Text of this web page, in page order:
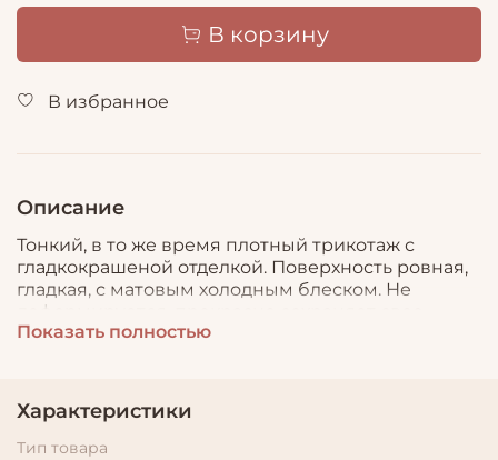
В корзину
В избранное
Описание
Тонкий, в то же время плотный трикотаж с
гладкокрашеной отделкой. Поверхность ровная,
гладкая, с матовым холодным блеском. Не
деформируется, прекрасно сохраняет свое
первоначальное состояние. Идеально подходит
Показать полностью
Характеристики
Тип товара